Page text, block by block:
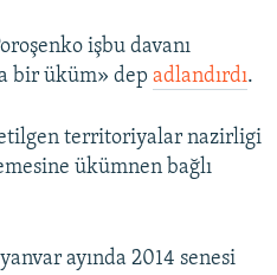
işbu davanı
bir üküm» dep adlandırdı.
etilgen territoriyalar nazirligi
ükümnen bağlı
ayında 2014 senesi